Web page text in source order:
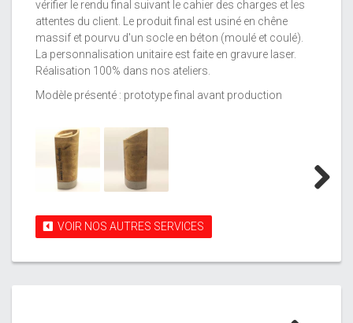
vérifier le rendu final suivant le cahier des charges et les
attentes du client. Le produit final est usiné en chêne
massif et pourvu d'un socle en béton (moulé et coulé).
La personnalisation unitaire est faite en gravure laser.
Réalisation 100% dans nos ateliers.
Modèle présenté : prototype final avant production
VOIR NOS AUTRES SERVICES